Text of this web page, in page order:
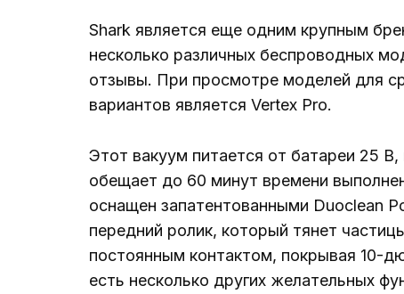
Shark является еще одним крупным
несколько различных беспроводных
отзывы. При просмотре моделей для
вариантов является Vertex Pro.
Этот вакуум питается от батареи 25
обещает до 60 минут времени
оснащен запатентованными Duoclean
передний ролик, который тянет
постоянным контактом, покрывая 10-
есть несколько других желательных